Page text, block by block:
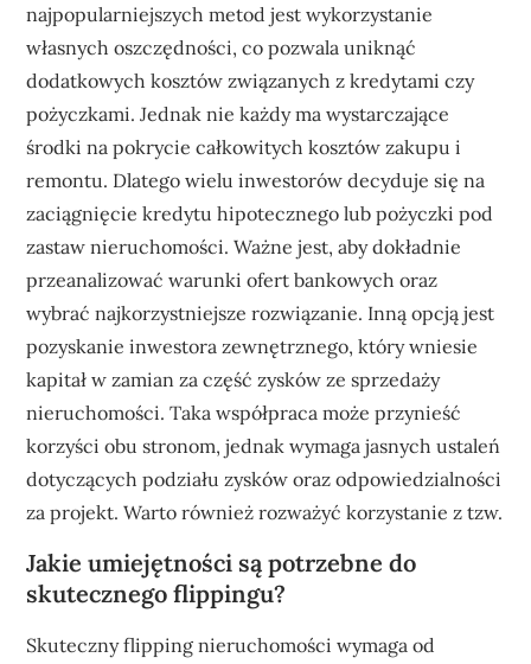
najpopularniejszych metod jest wykorzystanie
własnych oszczędności, co pozwala uniknąć
dodatkowych kosztów związanych z kredytami czy
pożyczkami. Jednak nie każdy ma wystarczające
środki na pokrycie całkowitych kosztów zakupu i
remontu. Dlatego wielu inwestorów decyduje się na
zaciągnięcie kredytu hipotecznego lub pożyczki pod
zastaw nieruchomości. Ważne jest, aby dokładnie
przeanalizować warunki ofert bankowych oraz
wybrać najkorzystniejsze rozwiązanie. Inną opcją jest
pozyskanie inwestora zewnętrznego, który wniesie
kapitał w zamian za część zysków ze sprzedaży
nieruchomości. Taka współpraca może przynieść
korzyści obu stronom, jednak wymaga jasnych ustaleń
dotyczących podziału zysków oraz odpowiedzialności
za projekt. Warto również rozważyć korzystanie z tzw.
Jakie umiejętności są potrzebne do
skutecznego flippingu?
Skuteczny flipping nieruchomości wymaga od